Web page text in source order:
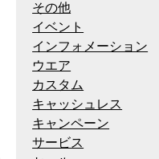
その他
イベント
インフォメーション
ウエア
カスタム
キャッシュレス
キャンペーン
サービス